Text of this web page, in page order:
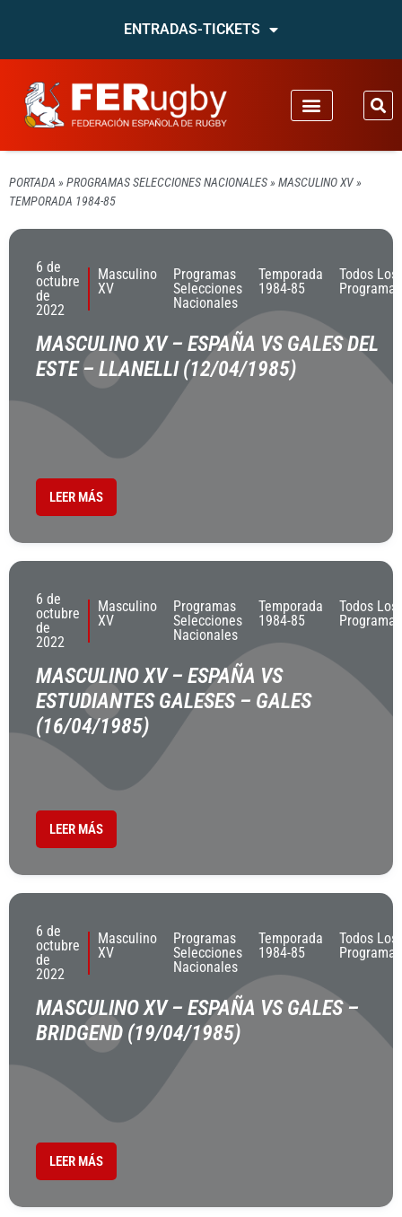
ENTRADAS-TICKETS
PORTADA » PROGRAMAS SELECCIONES NACIONALES» MASCULINO XV»
TEMPORADA 1984-85
6 de
octubre
de
2022
Masculino
XV
Programas
Selecciones
Nacionales
Temporada
1984-85
Todos Los
Programas
MASCULINO XV – ESPAÑA VS GALES DEL
ESTE – LLANELLI (12/04/1985)
LEER MÁS
6 de
octubre
de
2022
Masculino
XV
Programas
Selecciones
Nacionales
Temporada
1984-85
Todos Los
Programas
MASCULINO XV – ESPAÑA VS
ESTUDIANTES GALESES – GALES
(16/04/1985)
LEER MÁS
6 de
octubre
de
2022
Masculino
XV
Programas
Selecciones
Nacionales
Temporada
1984-85
Todos Los
Programas
MASCULINO XV – ESPAÑA VS GALES –
BRIDGEND (19/04/1985)
LEER MÁS